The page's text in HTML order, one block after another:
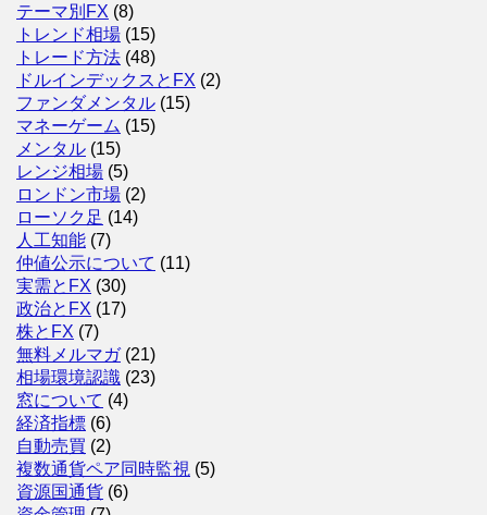
テーマ別FX (8)
トレンド相場 (15)
トレード方法 (48)
ドルインデックスとFX (2)
ファンダメンタル (15)
マネーゲーム (15)
メンタル (15)
レンジ相場 (5)
ロンドン市場 (2)
ローソク足 (14)
人工知能 (7)
仲値公示について (11)
実需とFX (30)
政治とFX (17)
株とFX (7)
無料メルマガ(21)
相場環境認識 (23)
窓について (4)
経済指標 (6)
自動売買 (2)
複数通貨ペア同時監視 (5)
資源国通貨 (6)